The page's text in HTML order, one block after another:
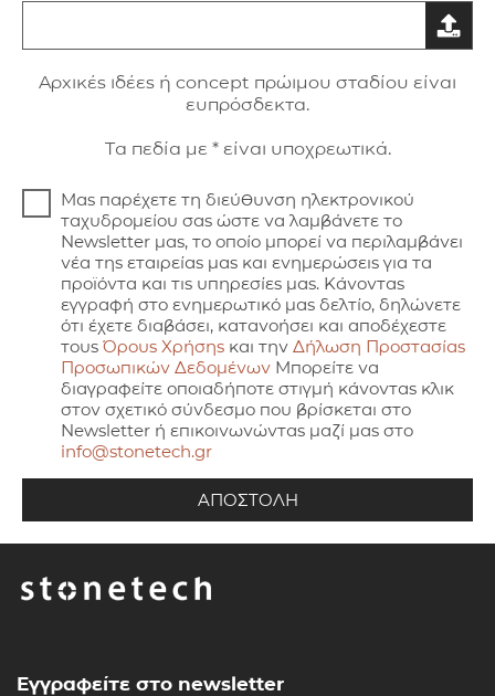
Aρxικές ιδέες ή concept πρώιμου σταδίου είναι
ευπρόσδεκτα.
Τα πεδία με * είναι υποχρεωτικά.
Μας παρέχετε τη διεύθυνση ηλεκτρονικού
ταχυδρομείου σας ώστε να λαμβάνετε το
Newsletter μας, το οποίο μπορεί να περιλαμβάνει
νέα της εταιρείας μας και ενημερώσεις για τα
προϊόντα και τις υπηρεσίες μας. Κάνοντας
εγγραφή στο ενημερωτικό μας δελτίο, δηλώνετε
ότι έχετε διαβάσει, κατανοήσει και αποδέχεστε
τους Όρους Χρήσης και την Δήλωση Προστασίας
Προσωπικών Δεδομένων Μπορείτε να
διαγραφείτε οποιαδήποτε στιγμή κάνοντας κλικ
στον σχετικό σύνδεσμο που βρίσκεται στο
Newsletter ή επικοινωνώντας μαζί μας στο
info@stonetech.gr
Εγγραφείτε στο newsletter